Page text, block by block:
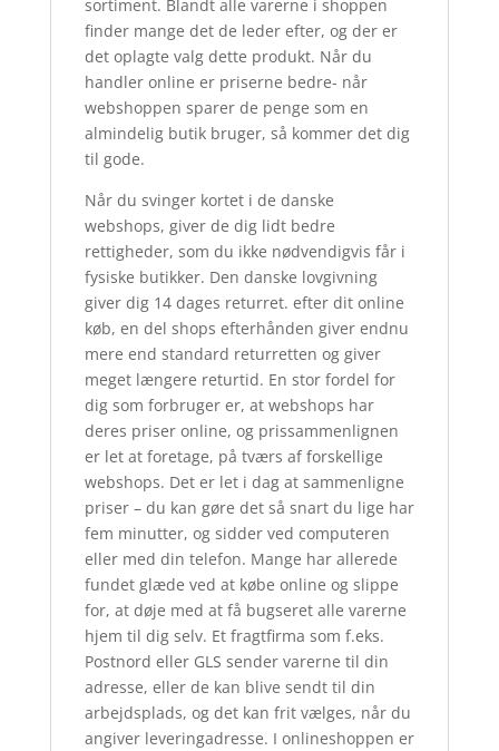
sortiment. Blandt alle varerne i shoppen
finder mange det de leder efter, og der er
det oplagte valg dette produkt. Når du
handler online er priserne bedre- når
webshoppen sparer de penge som en
almindelig butik bruger, så kommer det dig
til gode.
Når du svinger kortet i de danske
webshops, giver de dig lidt bedre
rettigheder, som du ikke nødvendigvis får i
fysiske butikker. Den danske lovgivning
giver dig 14 dages returret. efter dit online
køb, en del shops efterhånden giver endnu
mere end standard returretten og giver
meget længere returtid. En stor fordel for
dig som forbruger er, at webshops har
deres priser online, og prissammenlignen
er let at foretage, på tværs af forskellige
webshops. Det er let i dag at sammenligne
priser – du kan gøre det så snart du lige har
fem minutter, og sidder ved computeren
eller med din telefon. Mange har allerede
fundet glæde ved at købe online og slippe
for, at døje med at få bugseret alle varerne
hjem til dig selv. Et fragtfirma som f.eks.
Postnord eller GLS sender varerne til din
adresse, eller de kan blive sendt til din
arbejdsplads, og det kan frit vælges, når du
angiver leveringadresse. I onlineshoppen er